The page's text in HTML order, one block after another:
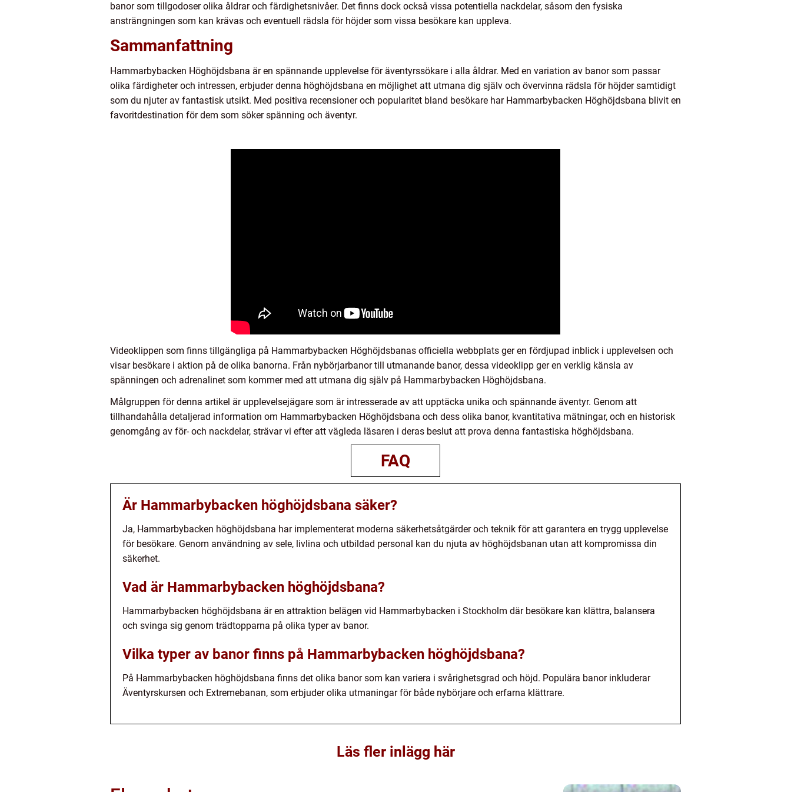
banor som tillgodoser olika åldrar och färdighetsnivåer. Det finns dock också vissa potentiella nackdelar, såsom den fysiska
ansträngningen som kan krävas och eventuell rädsla för höjder som vissa besökare kan uppleva.
Sammanfattning
Hammarbybacken Höghöjdsbana är en spännande upplevelse för äventyrssökare i alla åldrar. Med en variation av banor som passar
olika färdigheter och intressen, erbjuder denna höghöjdsbana en möjlighet att utmana dig själv och övervinna rädsla för höjder samtidigt
som du njuter av fantastisk utsikt. Med positiva recensioner och popularitet bland besökare har Hammarbybacken Höghöjdsbana blivit en
favoritdestination för dem som söker spänning och äventyr.
Videoklippen som finns tillgängliga på Hammarbybacken Höghöjdsbanas officiella webbplats ger en fördjupad inblick i upplevelsen och
visar besökare i aktion på de olika banorna. Från nybörjarbanor till utmanande banor, dessa videoklipp ger en verklig känsla av
spänningen och adrenalinet som kommer med att utmana dig själv på Hammarbybacken Höghöjdsbana.
Målgruppen för denna artikel är upplevelsejägare som är intresserade av att upptäcka unika och spännande äventyr. Genom att
tillhandahålla detaljerad information om Hammarbybacken Höghöjdsbana och dess olika banor, kvantitativa mätningar, och en historisk
genomgång av för- och nackdelar, strävar vi efter att vägleda läsaren i deras beslut att prova denna fantastiska höghöjdsbana.
FAQ
Är Hammarbybacken höghöjdsbana säker?
Ja, Hammarbybacken höghöjdsbana har implementerat moderna säkerhetsåtgärder och teknik för att garantera en trygg upplevelse
för besökare. Genom användning av sele, livlina och utbildad personal kan du njuta av höghöjdsbanan utan att kompromissa din
säkerhet.
Vad är Hammarbybacken höghöjdsbana?
Hammarbybacken höghöjdsbana är en attraktion belägen vid Hammarbybacken i Stockholm där besökare kan klättra, balansera
och svinga sig genom trädtopparna på olika typer av banor.
Vilka typer av banor finns på Hammarbybacken höghöjdsbana?
På Hammarbybacken höghöjdsbana finns det olika banor som kan variera i svårighetsgrad och höjd. Populära banor inkluderar
Äventyrskursen och Extremebanan, som erbjuder olika utmaningar för både nybörjare och erfarna klättrare.
Läs fler inlägg här